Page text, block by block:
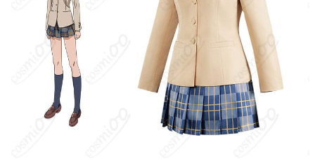
セット内容
ーフ（※生産ロットや工芸技術のアップグ
レードにより変更の可能性あり）
サイズ
S、M、L、XL
発送予定
加工に7～15営業日、配送に5～7営業日（※
土日祝除く）、合計で12～22営業日程度で
クレジットカード（VISA、Master、JCB、